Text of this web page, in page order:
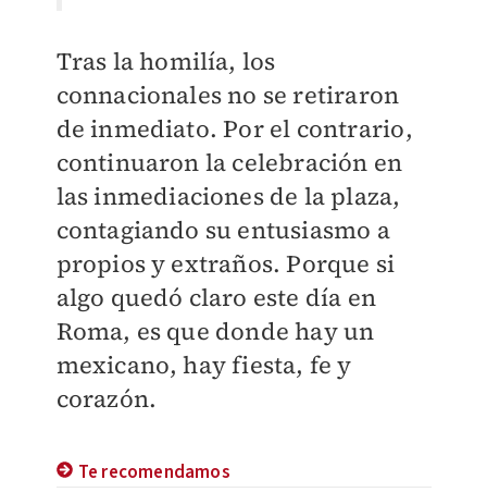
Tras la homilía, los
connacionales no se retiraron
de inmediato. Por el contrario,
continuaron la celebración en
las inmediaciones de la plaza,
contagiando su entusiasmo a
propios y extraños. Porque si
algo quedó claro este día en
Roma, es que donde hay un
mexicano, hay fiesta, fe y
corazón.
Te recomendamos